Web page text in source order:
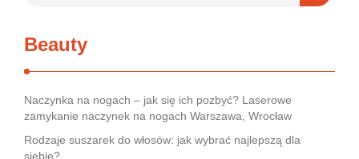
Beauty
Naczynka na nogach – jak się ich pozbyć? Laserowe
zamykanie naczynek na nogach Warszawa, Wrocław
Rodzaje suszarek do włosów: jak wybrać najlepszą dla
siebie?